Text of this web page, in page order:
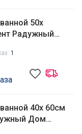
50х
Радужный
1
40х 60см
Дом